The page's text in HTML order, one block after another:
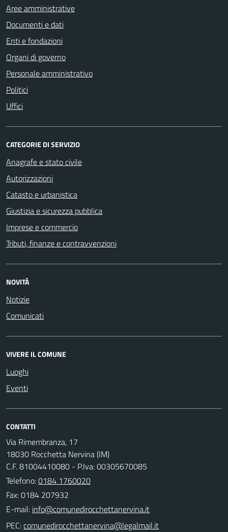
Aree amministrative
Documenti e dati
Enti e fondazioni
Organi di governo
Personale amministrativo
Politici
Uffici
CATEGORIE DI SERVIZIO
Anagrafe e stato civile
Autorizzazioni
Catasto e urbanistica
Giustizia e sicurezza pubblica
Imprese e commercio
Tributi, finanze e contravvenzioni
NOVITÀ
Notizie
Comunicati
VIVERE IL COMUNE
Luoghi
Eventi
CONTATTI
Via Rimembranza, 17
18030 Rocchetta Nervina (IM)
C.F. 81004410080 - P.Iva: 00305670085
Telefono:0184 1760020
Fax: 0184 207932
E-mail:
PEC: